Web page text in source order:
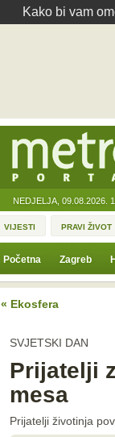
Kako bi vam
NEDJELJA, 09.08.2026.
VIJESTI PRAVI ŽIVOT
Početna Zagreb
« Ekosfera
SVJETSKI DAN
Prijatelji
mesa
Prijatelji životinja